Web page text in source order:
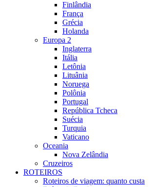
Finlândia
França
Grécia
Holanda
Europa 2
Inglaterra
Itália
Letônia
Lituânia
Noruega
Polônia
Portugal
República Tcheca
Suécia
Turquia
Vaticano
Oceania
Nova Zelândia
Cruzeiros
ROTEIROS
Roteiros de viagem: quanto custa